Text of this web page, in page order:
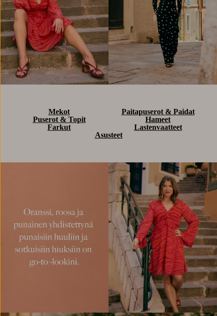
Mekot
Paitapuserot & Paidat
Puserot & Topit
Hameet
Farkut
Lastenvaatteet
Asusteet
Jessica Frej